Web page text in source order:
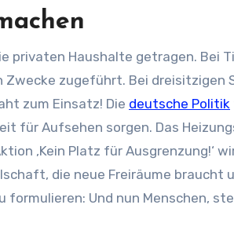
privaten Haushalte getragen. Bei
Zwecke zugeführt. Bei dreisitzigen
zum Einsatz! Die deutsche Politik
für Aufsehen sorgen. Das
‚Kein Platz für Ausgrenzung!‘
die neue Freiräume braucht
Und nun Menschen,